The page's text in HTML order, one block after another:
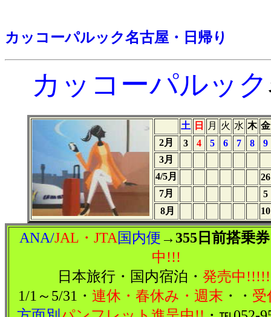
カッコーパルック名古屋・日帰り
カッコーパルック
土 日 月 火 水 木 金
2月
3 4 5 6 7 8
9
3月
4/5月
26
7月
5
8月
10
ANA/JAL・JTA国内便→ 355日前搭乗
中!!!
日本旅行・国内宿泊・ 発売中
1/1～5/31・ 連休・春休み・週末 ・・ 受